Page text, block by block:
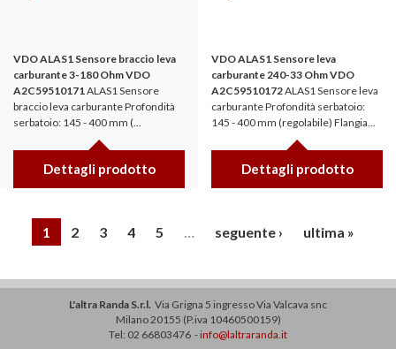
VDO ALAS1 Sensore braccio leva
carburante 3-180 OhmVDO
A2C59510171 ALAS1 Sensore
braccio leva carburante Profondità
serbatoio: 145 - 400 mm (...
Dettagli prodotto
VDO ALAS1 Sensore leva
carburante 240-33 OhmVDO
A2C59510172ALAS1 Sensore leva
carburante Profondità serbatoio:
145 - 400 mm (regolabile) Flangia...
Dettagli prodotto
1 2 3 4 5 seguente › ultima »
L'altra Randa S.r.l. Via Grigna 5 ingresso Via Valcava snc
Milano 20155 (P.iva 10460500159)
Tel: 02 66803476 -info@laltraranda.it